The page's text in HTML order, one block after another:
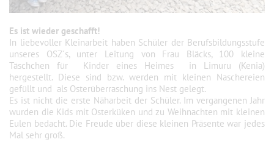
Es ist wieder geschafft!
In liebevoller Kleinarbeit haben Schüler der Berufsbildungsstufe
unseres OSZ´s, unter Leitung von Frau Bläcks, 100 kleine
Täschchen für Kinder eines Heimes in Limuru (Kenia)
hergestellt. Diese sind bzw. werden mit kleinen Naschereien
gefüllt und als Osterüberraschung ins Nest gelegt.
Es ist nicht die erste Näharbeit der Schüler. Im vergangenen Jahr
wurden die Kids mit Osterküken und zu Weihnachten mit kleinen
Eulen bedacht. Die Freude über diese kleinen Präsente war jedes
Mal sehr groß.